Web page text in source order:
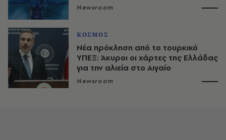
Newsroom
ΚΟΣΜΟΣ
Νέα πρόκληση από το τουρκικό
ΥΠΕΞ: Άκυροι οι χάρτες της Ελλάδας
για την αλιεία στο Αιγαίο
Newsroom